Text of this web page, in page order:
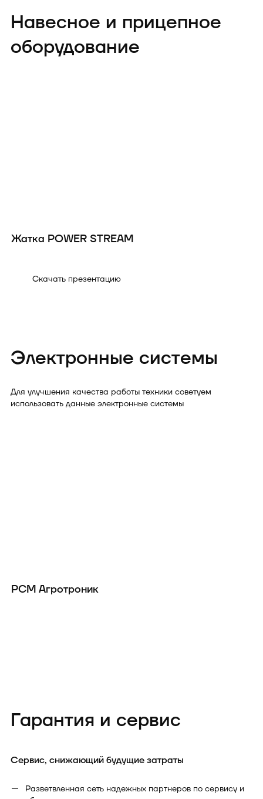
самых функциональных и
продвинутых комбайнов на рынке.
Навесное и прицепное
оборудование
Жатка POWER STREAM
Скачать презентацию
Электронные системы
Для улучшения качества работы техники советуем
использовать данные электронные системы
РСМ Агротроник
Гарантия и сервис
Сервис, снижающий будущие затраты
Разветвленная сеть надежных партнеров по сервису и